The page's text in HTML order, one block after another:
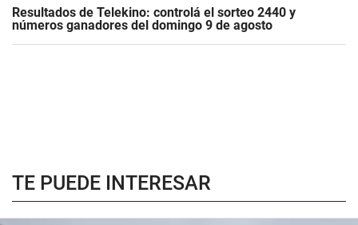
Resultados de Telekino: controlá el sorteo 2440 y
números ganadores del domingo 9 de agosto
TE PUEDE INTERESAR